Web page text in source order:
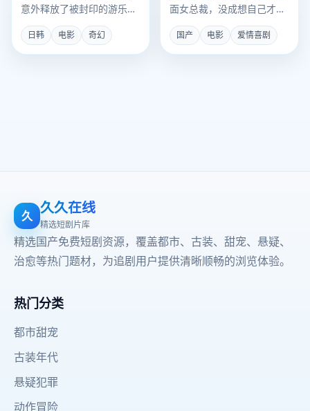
意外释放了被封印的游乐场
守护神“乌龙王”。
日韩 电影 奇幻
面女总裁，没成想自己才是
被拿捏的那个。
国产 电影 爱情喜剧
久 久久在线
精选短剧片库
精选国产免费短剧资源，覆盖都市、古装、甜宠、悬疑、
治愈等热门题材，为追剧用户提供清晰顺畅的浏览体验。
热门分类
都市甜宠
古装年代
悬疑犯罪
动作冒险